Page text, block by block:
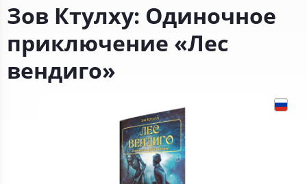
Зов Ктулху: Одиночное
приключение «Лес
вендиго»